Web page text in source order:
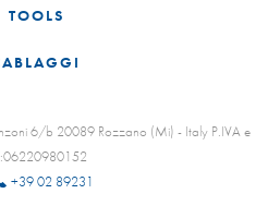
TOOLS
6/b 20089 Rozzano (Mi) - Italy P.IVA e
+39 02 89231